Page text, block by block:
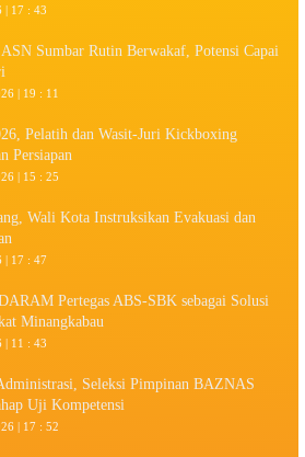
| 17 : 43
Sumbar Rutin Berwakaf, Potensi Capai
| 19 : 11
Pelatih dan Wasit-Juri Kickboxing
Persiapan
| 15 : 25
Wali Kota Instruksikan Evakuasi dan
| 17 : 47
Pertegas ABS-SBK sebagai Solusi
Minangkabau
| 11 : 43
Seleksi Pimpinan BAZNAS
Uji Kompetensi
| 17 : 52